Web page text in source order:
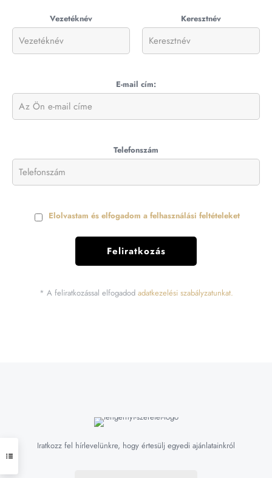
Vezetéknév Keresztnév
E-mail cím:
Telefonszám
Elolvastam és elfogadom a felhasználási feltételeket
* A feliratkozással elfogadod adatkezelési szabályzatunkat.
Iratkozz fel hírlevelünkre, hogy értesülj egyedi ajánlatainkról